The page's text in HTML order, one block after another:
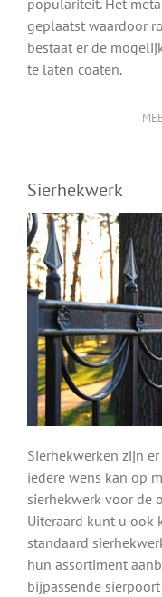
geplaatst waardoor
bestaat er de
te laten coaten.
Sierhekwerk
Sierhekwerken zijn
iedere wens kan op
sierhekwerk voor de
Uiteraard kunt u ook
standaard
hun assortiment
bijpassende